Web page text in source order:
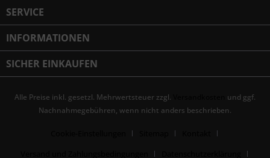
SERVICE
INFORMATIONEN
SICHER EINKAUFEN
Alle Preise inkl. gesetzl. Mehrwertsteuer zzgl.
und ggf.
Nachnahmegebühren, wenn nicht anders beschrieben.